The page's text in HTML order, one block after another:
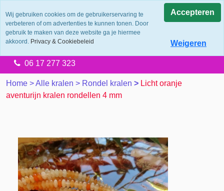
Levering 2 werkdagen
Gratis verzending vanaf €65.00
06 17 277 323
Home >Alle kralen > Rondel kralen > Licht oranje
aventurijn kralen rondellen 4 mm
Wij gebruiken cookies om de gebruikerservaring te
verbeteren of om advertenties te kunnen tonen. Door
gebruik te maken van deze website ga je hiermee
akkoord. Privacy & Cookiebeleid
Accepteren
Weigeren